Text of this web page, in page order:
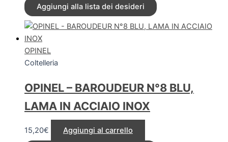
Aggiungi alla lista dei desideri
OPINEL
Coltelleria
OPINEL – BAROUDEUR N°8 BLU,
LAMA IN ACCIAIO INOX
15,20€ Aggiungi al carrello